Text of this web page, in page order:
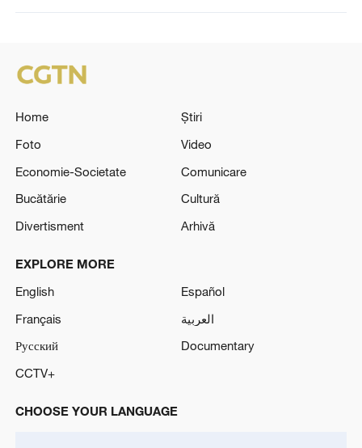
Home
Știri
Foto
Video
Economie-Societate
Comunicare
Bucătărie
Cultură
Divertisment
Arhivă
EXPLORE MORE
English
Español
Français
العربية
Русский
Documentary
CCTV+
CHOOSE YOUR LANGUAGE